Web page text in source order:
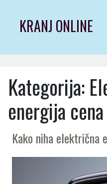
contentKRANJ ONLINE
Kategorija:
energija cena
Kako niha električna